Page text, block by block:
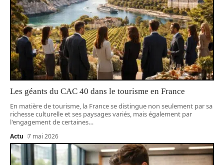
Les géants du CAC 40 dans le tourisme en France
En matière de tourisme, la France se distingue non seulement par sa
richesse culturelle et ses paysages variés, mais également par
l'engagement de certaines…
Actu 7 mai 2026